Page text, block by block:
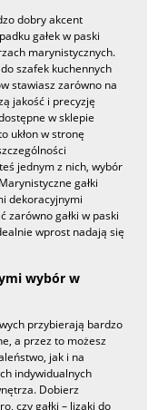
dobry akcent
gałek w paski
marynistycznych.
szafek kuchennych
stawiasz zarówno na
jakość i precyzję
w sklepie
ukłon w stronę
jednym z nich, wybór
gałki
dekoracyjnymi
zarówno gałki w paski
wprost nadają się
wybór w
przybierają bardzo
a przez to możesz
jak i na
indywidualnych
Dobierz
czy gałki – lizaki do